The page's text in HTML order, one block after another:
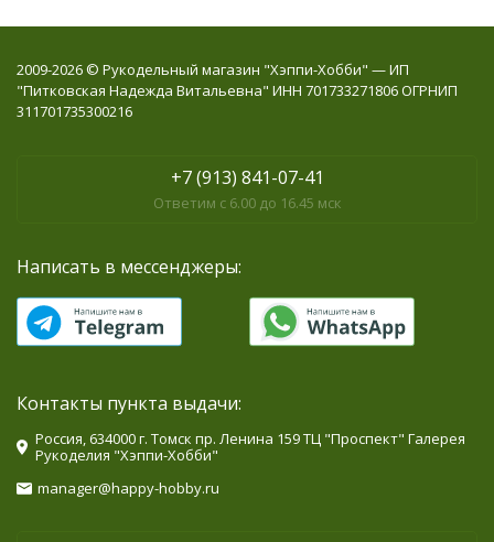
2009-2026 © Рукодельный магазин "Хэппи-Хобби" — ИП
"Питковская Надежда Витальевна" ИНН 701733271806 ОГРНИП
311701735300216
+7 (913) 841-07-41
Ответим с 6.00 до 16.45 мск
Написать в мессенджеры:
Контакты пункта выдачи:
Россия, 634000 г. Томск пр. Ленина 159 ТЦ "Проспект" Галерея
Рукоделия "Хэппи-Хобби"
manager@happy-hobby.ru